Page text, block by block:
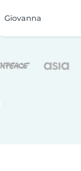
Giovanna